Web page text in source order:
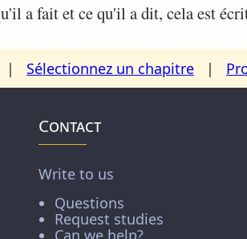
a fait et ce qu'il a dit, cela est
| Sélectionnez un chapitre |
Contact
Write to us
Questions
Request studies
Can we help?